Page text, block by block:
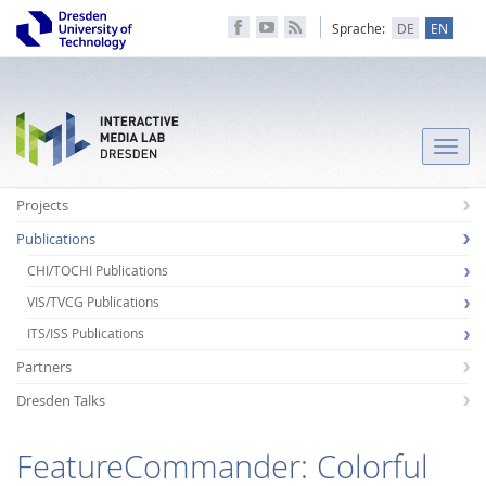
Sprache: DE EN
Toggle
Projects
Publications
CHI/TOCHI Publications
VIS/TVCG Publications
ITS/ISS Publications
Partners
Dresden Talks
FeatureCommander: Colorful